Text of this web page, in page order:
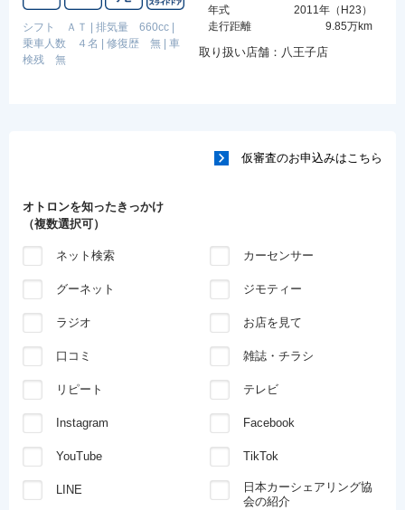
シフト ＡＴ 排気量 660cc
乗車人数 ４名
修復歴 無
車
検残 無
年式
2011年（H23）
走行距離
9.85万km
取り扱い店舗：八王子店
仮審査のお申込みはこちら
オトロンを知ったきっかけ
（複数選択可）
ネット検索 カーセンサー
グーネット ジモティー
ラジオ お店を見て
口コミ 雑誌・チラシ
リピート テレビ
Instagram Facebook
YouTube TikTok
LINE
日本カーシェアリング協
会の紹介